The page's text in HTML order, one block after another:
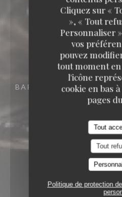
Cliquez sur «
», « Tout
Personnaliser
vos
pouvez
tout moment
l'icône
cookie en bas
pages
Tout
Tout
Politique de protection
BAR RESTAURANT
15
33000